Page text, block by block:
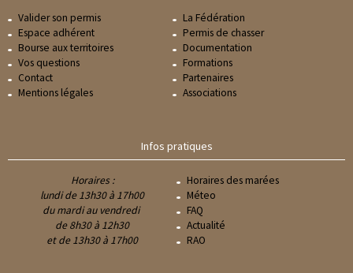
Valider son permis
Espace adhérent
Bourse aux territoires
Vos questions
Contact
Mentions légales
La Fédération
Permis de chasser
Documentation
Formations
Partenaires
Associations
Infos pratiques
Horaires :
lundi de 13h30 à 17h00
du mardi au vendredi
de 8h30 à 12h30
et de 13h30 à 17h00
Horaires des marées
Méteo
FAQ
Actualité
RAO